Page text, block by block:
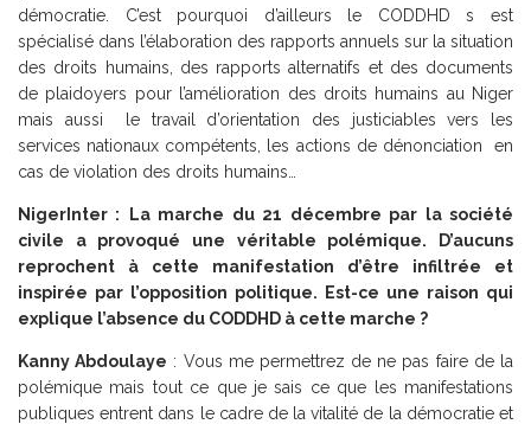
démocratie. C’est pourquoi d’ailleurs le CODDHD s est
spécialisé dans l’élaboration des rapports annuels sur la situation
des droits humains, des rapports alternatifs et des documents
de plaidoyers pour l’amélioration des droits humains au Niger
mais aussi le travail d’orientation des justiciables vers les
services nationaux compétents, les actions de dénonciation en
cas de violation des droits humains…
NigerInter :
La marche du 21 décembre par la société
civile a provoqué une véritable polémique. D’aucuns
reprochent à cette manifestation d’être infiltrée et
inspirée par l’opposition politique. Est-ce une raison qui
explique l’absence du CODDHD à cette marche ?
Kanny Abdoulaye : Vous me permettrez de ne pas faire de la
polémique mais tout ce que je sais ce que les manifestations
publiques entrent dans le cadre de la vitalité de la démocratie et